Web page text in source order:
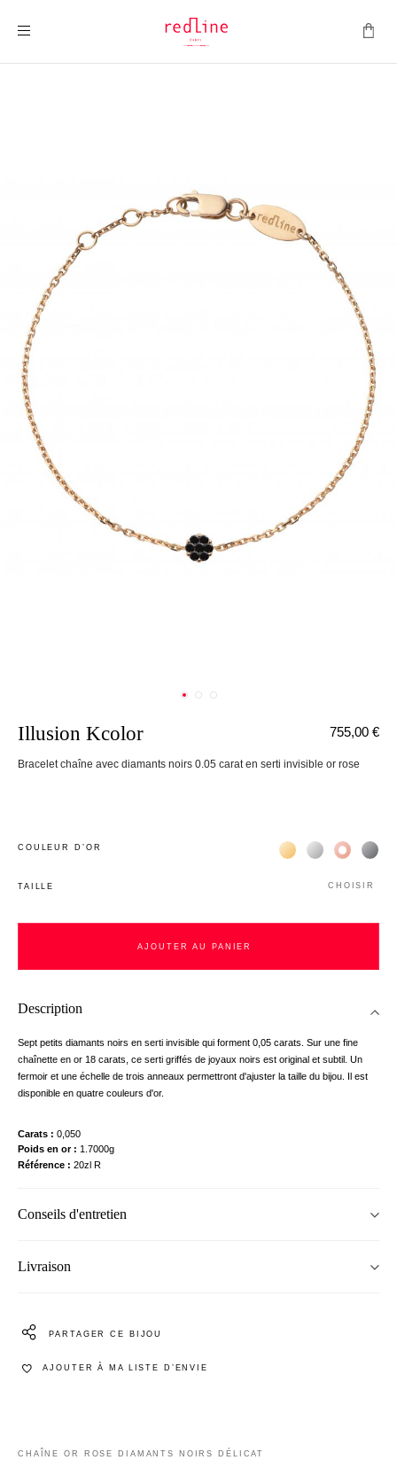
Illusion Kcolor
Bracelet chaîne avec diamants noirs 0.05 carat en serti invisible or rose
755,00 €
COULEUR D’OR Жёлтое золото 18К
Белое золото
Розовое
TAILLE CHOISIR
AJOUTER AU PANIER
Description
Sept petits diamants noirs en serti invisible qui forment 0,05 carats. Sur une fine
chaînette en or 18 carats, ce serti griffés de joyaux noirs est original et subtil. Un
fermoir et une échelle de trois anneaux permettront d'ajuster la taille du bijou. Il est
disponible en quatre couleurs d'or.
Carats
0,050
Poids en or
1.7000g
Référence
20zl R
Conseils d'entretien
Livraison
PARTAGER CE BIJOU
AJOUTER À MA LISTE D’ENVIE
CHAÎNE OR ROSE DIAMANTS NOIRS DÉLICAT